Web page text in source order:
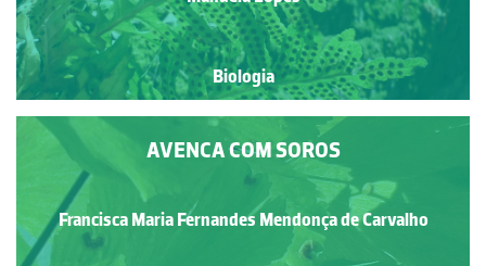
Biologia
AVENCA COM SOROS
Francisca Maria Fernandes Mendonça de Carvalho